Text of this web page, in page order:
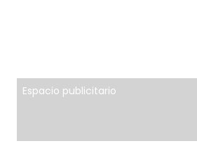
Espacio publicitario